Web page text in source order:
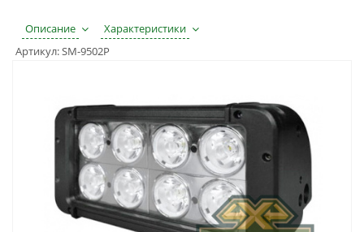
Описание
Характеристики
Артикул:SM-9502P